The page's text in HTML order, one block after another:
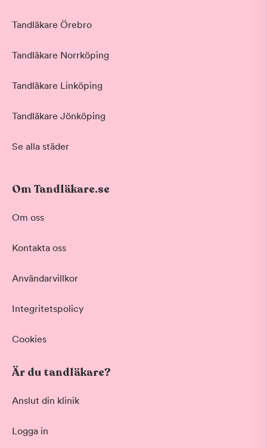
Tandläkare Örebro
Tandläkare Norrköping
Tandläkare Linköping
Tandläkare Jönköping
Se alla städer
Om Tandläkare.se
Om oss
Kontakta oss
Användarvillkor
Integritetspolicy
Cookies
Är du tandläkare?
Anslut din klinik
Logga in